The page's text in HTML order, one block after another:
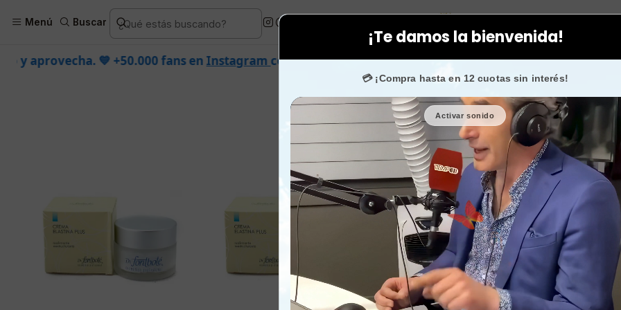
¡Te damos la bienvenida!
💳 ¡Compra hasta en 12 cuotas sin interés!
Activar sonido
Menú Buscar
Marcas Dr. Fontboté Facial Cremas Cremas para reafirmar la cara y
fans enInstagramconfían en nosotros.
Cremas
🎉 Bienvenid@ 🔥 ¡Hasta$2.500de regalo en tu primera
Cantidad